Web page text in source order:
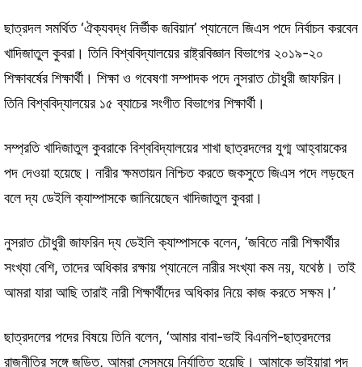
ছাত্রদল সমর্থিত ‘ঐক্যবদ্ধ নির্ভীক জবিয়ান’ প্যানেলে জিএস পদে নির্বাচন করবেন
খাদিজাতুল কুবরা। তিনি বিশ্ববিদ্যালয়ের রাষ্ট্রবিজ্ঞান বিভাগের ২০১৯-২০
শিক্ষাবর্ষের শিক্ষার্থী। শিক্ষা ও গবেষণা সম্পাদক পদে নুসরাত চৌধুরী জাফরিন।
তিনি বিশ্ববিদ্যালয়ের ১৫ ব্যাচের সংগীত বিভাগের শিক্ষার্থী।
সম্প্রতি খাদিজাতুল কুবরাকে বিশ্ববিদ্যালয়ের শাখা ছাত্রদলের যুগ্ম আহ্বায়কের
পদ দেওয়া হয়েছে। নারীর ক্ষমতায়ন নিশ্চিত করতে জকসুতে জিএস পদে লড়ছেন
বলে দ্য ডেইলি ক্যাম্পাসকে জানিয়েছেন খাদিজাতুল কুবরা।
নুসরাত চৌধুরী জাফরিন দ্য ডেইলি ক্যাম্পাসকে বলেন, ‘জবিতে নারী শিক্ষার্থীর
সংখ্যা বেশি, তাদের অধিকার রক্ষায় প্যানেলে নারীর সংখ্যা কম নয়, যথেষ্ঠ। তাই
আমরা যারা আছি তারাই নারী শিক্ষার্থীদের অধিকার নিয়ে কাজ করতে সক্ষম।’
ছাত্রদলের পদের বিষয়ে তিনি বলেন, ‘আমার বাবা-ভাই বিএনপি-ছাত্রদলের
রাজনীতির সঙ্গে জড়িত, আমরা সেসময়ে নির্যাতিত হয়েছি। আমাকে ভাইয়ারা পদ